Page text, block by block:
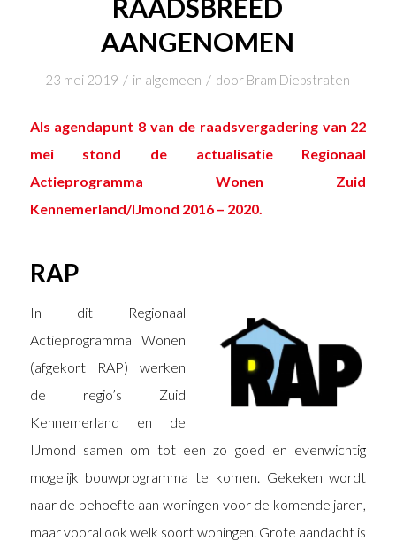
RAADSBREED
AANGENOMEN
23 mei 2019 / in algemeen / door Bram Diepstraten
Als agendapunt 8 van de raadsvergadering van 22
mei stond de actualisatie Regionaal
Actieprogramma Wonen Zuid
Kennemerland/IJmond 2016 – 2020.
RAP
In dit Regionaal
Actieprogramma Wonen
(afgekort RAP) werken
de regio’s Zuid
Kennemerland en de
IJmond samen om tot een zo goed en evenwichtig
mogelijk bouwprogramma te komen. Gekeken wordt
naar de behoefte aan woningen voor de komende jaren,
maar vooral ook welk soort woningen. Grote aandacht is